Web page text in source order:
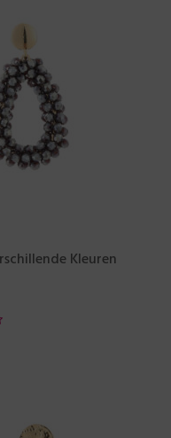
Kleuren